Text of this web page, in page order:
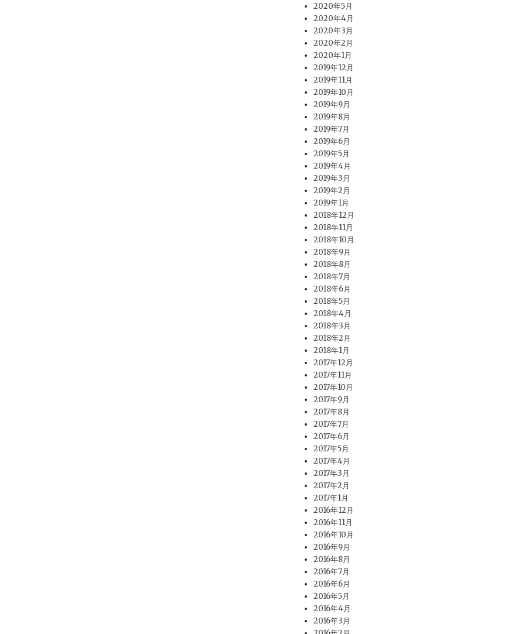
2020年5月
2020年4月
2020年3月
2020年2月
2020年1月
2019年12月
2019年11月
2019年10月
2019年9月
2019年8月
2019年7月
2019年6月
2019年5月
2019年4月
2019年3月
2019年2月
2019年1月
2018年12月
2018年11月
2018年10月
2018年9月
2018年8月
2018年7月
2018年6月
2018年5月
2018年4月
2018年3月
2018年2月
2018年1月
2017年12月
2017年11月
2017年10月
2017年9月
2017年8月
2017年7月
2017年6月
2017年5月
2017年4月
2017年3月
2017年2月
2017年1月
2016年12月
2016年11月
2016年10月
2016年9月
2016年8月
2016年7月
2016年6月
2016年5月
2016年4月
2016年3月